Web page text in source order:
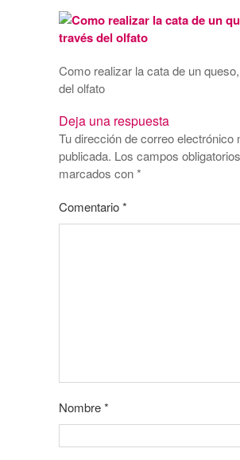
Como realizar la cata de un
del olfato
Deja una respuesta
Tu dirección de correo electrónico
publicada. Los campos
marcados con*
Comentario*
Nombre*